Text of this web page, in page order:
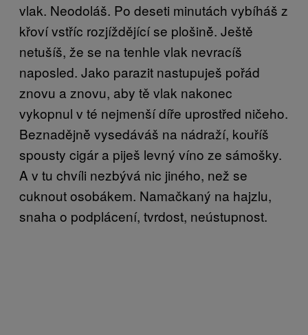
vlak. Neodoláš. Po deseti minutách vybíháš z
křoví vstříc rozjíždějící se plošině̌. Ještě
netušíš, že se na tenhle vlak nevracíš
naposled. Jako parazit nastupuješ pořád
znovu a znovu, aby tě vlak nakonec
vykopnul v té nejmenší díře uprostřed ničeho.
Beznadějně̌ vysedáváš na nádraží, kouříš
spousty cigár a piješ levný víno ze sámošky.
A v tu chvíli nezbývá nic jiného, než se
cuknout osobákem. Namačkaný na hajzlu,
snaha o podplácení, tvrdost, neústupnost.